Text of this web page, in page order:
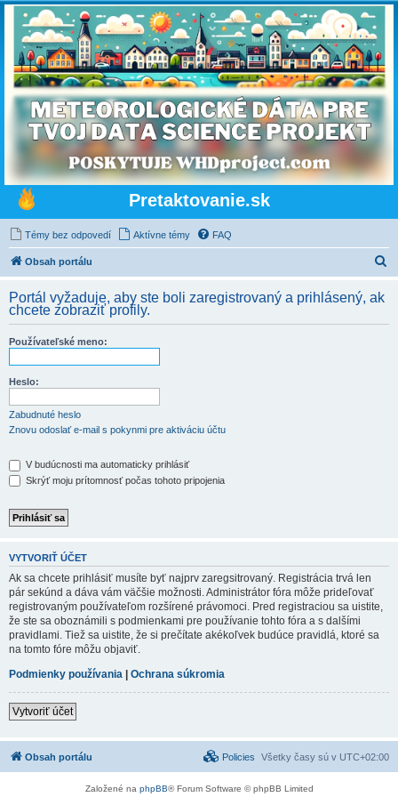
Pretaktovanie.sk
Témy bez odpovedí Aktívne témy FAQ
Obsah portálu
d
Portál vyžaduje, aby ste boli zaregistrovaný a prihlásený, ak
chcete zobraziť profily.
Používateľské meno:
Heslo:
Zabudnuté heslo
Znovu odoslať e-mail s pokynmi pre aktiváciu účtu
V budúcnosti ma automaticky prihlásiť
Skrýť moju prítomnosť počas tohoto pripojenia
VYTVORIŤ ÚČET
Ak sa chcete prihlásiť musíte byť najprv zaregsitrovaný. Registrácia trvá len
pár sekúnd a dáva vám väčšie možnosti. Administrátor fóra môže prideľovať
registrovaným používateľom rozšírené právomoci. Pred registraciou sa uistite,
že ste sa oboznámili s podmienkami pre používanie tohto fóra a s dalšími
pravidlami. Tiež sa uistite, že si prečítate akékoľvek budúce pravidlá, ktoré sa
na tomto fóre môžu objaviť.
Podmienky používania | Ochrana súkromia
Vytvoriť účet
Obsah portálu Všetky časy sú v UTC+02:00
Policies
Založené na phpBB® Forum Software © phpBB Limited